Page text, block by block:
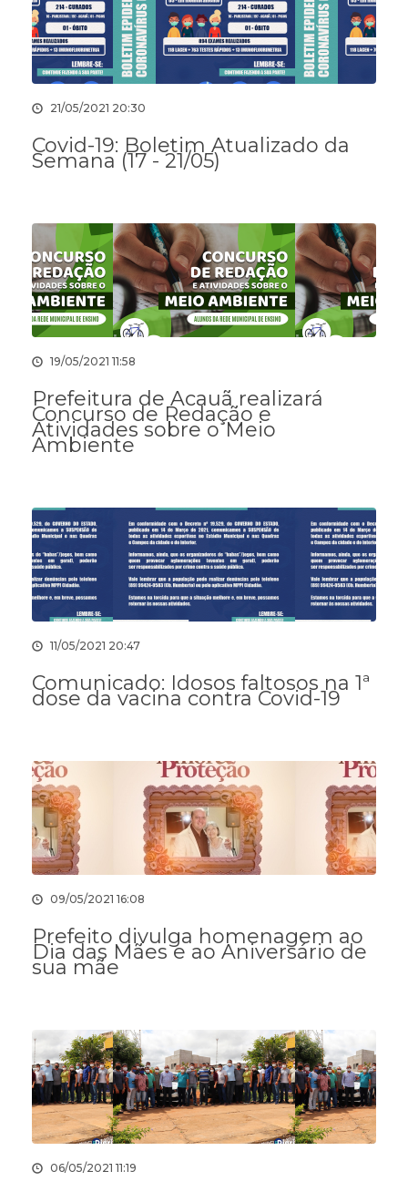
21/05/2021 20:30
Covid-19: Boletim Atualizado da
Semana (17 - 21/05)
19/05/2021 11:58
Prefeitura de Acauã realizará
Concurso de Redação e
Atividades sobre o Meio
Ambiente
11/05/2021 20:47
Comunicado: Idosos faltosos na 1ª
dose da vacina contra Covid-19
09/05/2021 16:08
Prefeito divulga homenagem ao
Dia das Mães e ao Aniversário de
sua mãe
06/05/2021 11:19